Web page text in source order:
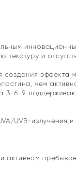
и
эффекта
чем
6-9
UVB-излучения
активном